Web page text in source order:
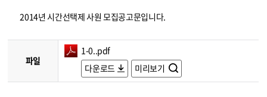
2014년 시간선택제 사원 모집공고문입니다.
파일
1-0..pdf
다운로드
미리보기